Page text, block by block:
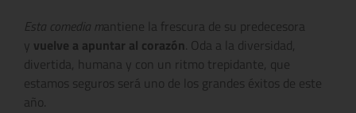
Esta comedia mantiene la frescura de su predecesora
y vuelve a apuntar al corazón. Oda a la diversidad,
divertida, humana y con un ritmo trepidante, que
estamos seguros será uno de los grandes éxitos de este
año.